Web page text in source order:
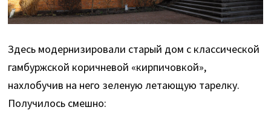
Здесь модернизировали старый дом с классической
гамбуржской коричневой «кирпичовкой»,
нахлобучив на него зеленую летающую тарелку.
Получилось смешно: